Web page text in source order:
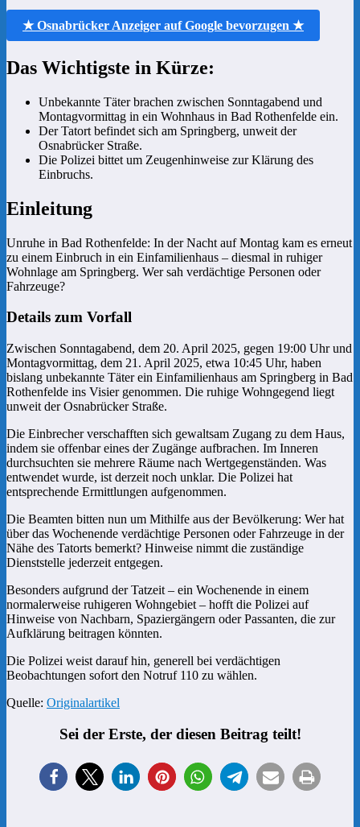
★ Osnabrücker Anzeiger auf Google bevorzugen ★
Das Wichtigste in Kürze:
Unbekannte Täter brachen zwischen Sonntagabend und
Montagvormittag in ein Wohnhaus in Bad Rothenfelde ein.
Der Tatort befindet sich am Springberg, unweit der
Osnabrücker Straße.
Die Polizei bittet um Zeugenhinweise zur Klärung des
Einbruchs.
Einleitung
Unruhe in Bad Rothenfelde: In der Nacht auf Montag kam es erneut
zu einem Einbruch in ein Einfamilienhaus – diesmal in ruhiger
Wohnlage am Springberg. Wer sah verdächtige Personen oder
Fahrzeuge?
Details zum Vorfall
Zwischen Sonntagabend, dem 20. April 2025, gegen 19:00 Uhr und
Montagvormittag, dem 21. April 2025, etwa 10:45 Uhr, haben
bislang unbekannte Täter ein Einfamilienhaus am Springberg in Bad
Rothenfelde ins Visier genommen. Die ruhige Wohngegend liegt
unweit der Osnabrücker Straße.
Die Einbrecher verschafften sich gewaltsam Zugang zu dem Haus,
indem sie offenbar eines der Zugänge aufbrachen. Im Inneren
durchsuchten sie mehrere Räume nach Wertgegenständen. Was
entwendet wurde, ist derzeit noch unklar. Die Polizei hat
entsprechende Ermittlungen aufgenommen.
Die Beamten bitten nun um Mithilfe aus der Bevölkerung: Wer hat
über das Wochenende verdächtige Personen oder Fahrzeuge in der
Nähe des Tatorts bemerkt? Hinweise nimmt die zuständige
Dienststelle jederzeit entgegen.
Besonders aufgrund der Tatzeit – ein Wochenende in einem
normalerweise ruhigeren Wohngebiet – hofft die Polizei auf
Hinweise von Nachbarn, Spaziergängern oder Passanten, die zur
Aufklärung beitragen könnten.
Die Polizei weist darauf hin, generell bei verdächtigen
Beobachtungen sofort den Notruf 110 zu wählen.
Quelle: Originalartikel
Sei der Erste, der diesen Beitrag teilt!